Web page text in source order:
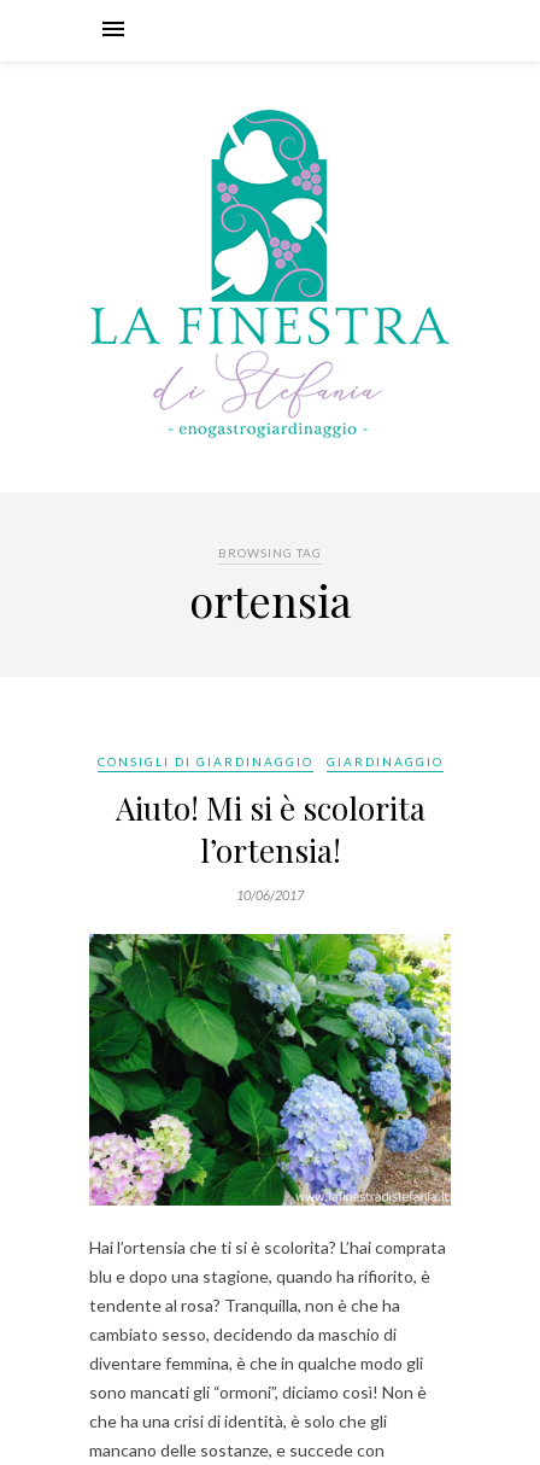
BROWSING TAG
ortensia
CONSIGLI DI GIARDINAGGIO GIARDINAGGIO
Aiuto! Mi si è scolorita
l’ortensia!
10/06/2017
Hai l’ortensia che ti si è scolorita? L’hai comprata
blu e dopo una stagione, quando ha rifiorito, è
tendente al rosa? Tranquilla, non è che ha
cambiato sesso, decidendo da maschio di
diventare femmina, è che in qualche modo gli
sono mancati gli “ormoni”, diciamo così! Non è
che ha una crisi di identità, è solo che gli
mancano delle sostanze, e succede con